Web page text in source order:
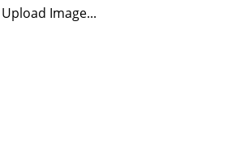
Upload Image...